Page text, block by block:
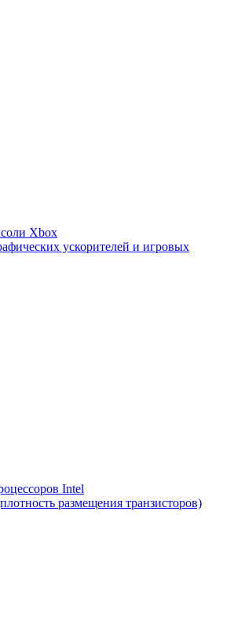
Xbox
ускорителей и игровых
Intel
размещения транзисторов)